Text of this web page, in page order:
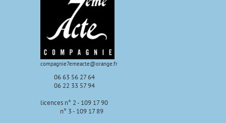
compagnie7emeacte@orange.fr
06 63 56 27 64
06 22 33 57 94
licences n° 2 - 109 17 90
n° 3 - 109 17 89